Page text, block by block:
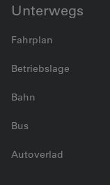
Unterwegs
Fahrplan
Betriebslage
Bahn
Bus
Autoverlad